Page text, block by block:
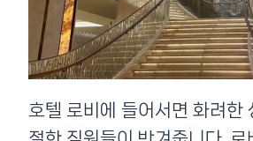
호텔 로비에 들어서면 화려한